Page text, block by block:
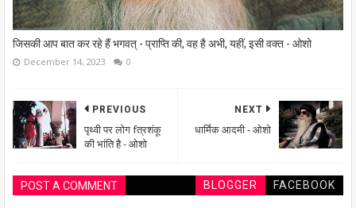
जिसकी आप बात कर रहे हैं भगवत् - प्राप्ति की, वह है अभी, यहीं, इसी वक्त - ओशो
December 14, 2023 0
NEXT
धार्मिक आदमी - ओशो
PREVIOUS
पृथ्वी पर लोग fत्रशंकू
की भांति है - ओशो
POST A COMMENT BLOGGER FACEBOOK